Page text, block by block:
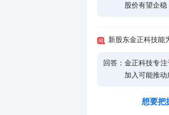
股价有望企稳
新股东金正科技能
回答： 金正科技专
加入可能推动
想要把